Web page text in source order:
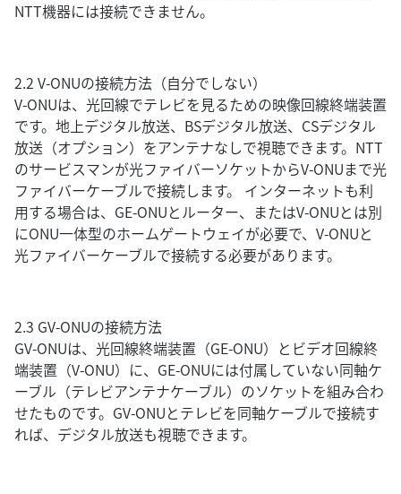
NTT機器には接続できません。
2.2 V-ONUの接続方法（自分でしない）
V-ONUは、光回線でテレビを見るための映像回線終端装置
です。地上デジタル放送、BSデジタル放送、CSデジタル
放送（オプション）をアンテナなしで視聴できます。NTT
のサービスマンが光ファイバーソケットからV-ONUまで光
ファイバーケーブルで接続します。 インターネットも利
用する場合は、GE-ONUとルーター、またはV-ONUとは別
にONU一体型のホームゲートウェイが必要で、V-ONUと
光ファイバーケーブルで接続する必要があります。
2.3 GV-ONUの接続方法
GV-ONUは、光回線終端装置（GE-ONU）とビデオ回線終
端装置（V-ONU）に、GE-ONUには付属していない同軸ケ
ーブル（テレビアンテナケーブル）のソケットを組み合わ
せたものです。GV-ONUとテレビを同軸ケーブルで接続す
れば、デジタル放送も視聴できます。